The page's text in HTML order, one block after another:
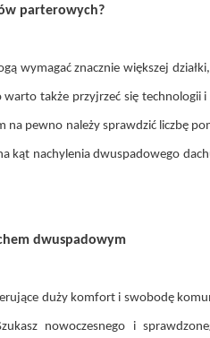
parterowych?
wymagać znacznie większej
także przyjrzeć się
pewno należy sprawdzić liczbę
nachylenia dwuspadowego
dwuspadowym
duży komfort i swobodę
nowoczesnego i